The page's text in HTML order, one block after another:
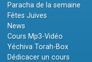
Paracha de la semaine
Fêtes Juives
News
Cours Mp3-Vidéo
Yéchiva Torah-Box
Dédicacer un cours